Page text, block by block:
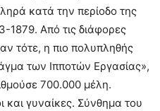
κατά την περίοδο της
1879. Από τις διάφορες
τότε, η πιο πολυπληθής
των Ιπποτών Εργασίας»,
700.000 µέλη.
και γυναίκες. Σύνθημα του